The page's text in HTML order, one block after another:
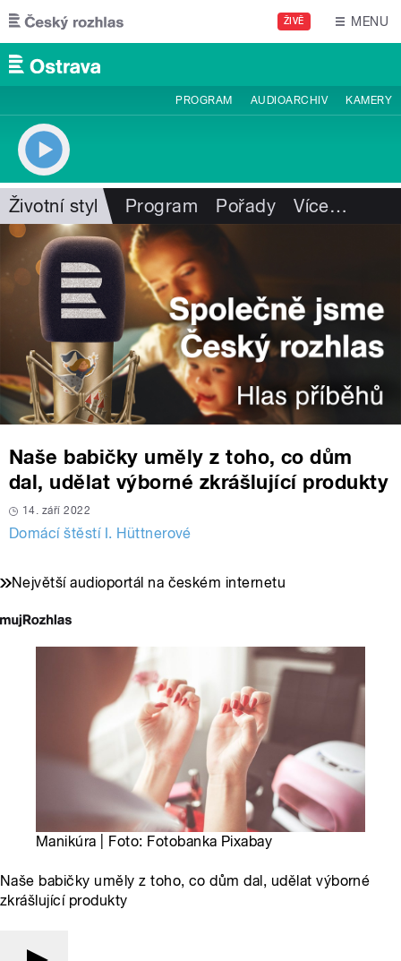
Přejít k hlavnímu obsahu
ŽIVĚ MENU
PROGRAM AUDIOARCHIV KAMERY
Životní styl Program Pořady Více…
Naše babičky uměly z toho, co dům
dal, udělat výborné zkrášlující produkty
14. září 2022
Domácí štěstí I. Hüttnerové
Největší audioportál na českém internetu
Manikúra | Foto: Fotobanka Pixabay
Naše babičky uměly z toho, co dům dal, udělat výborné
zkrášlující produkty